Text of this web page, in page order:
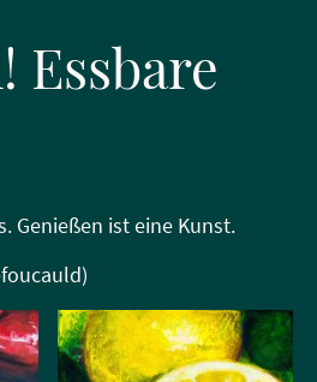
Essbare
Genießen ist eine Kunst.